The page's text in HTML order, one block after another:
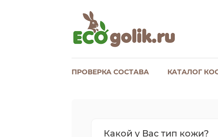
ПРОВЕРКА СОСТАВА КАТАЛОГ
Какой у Вас тип кожи?